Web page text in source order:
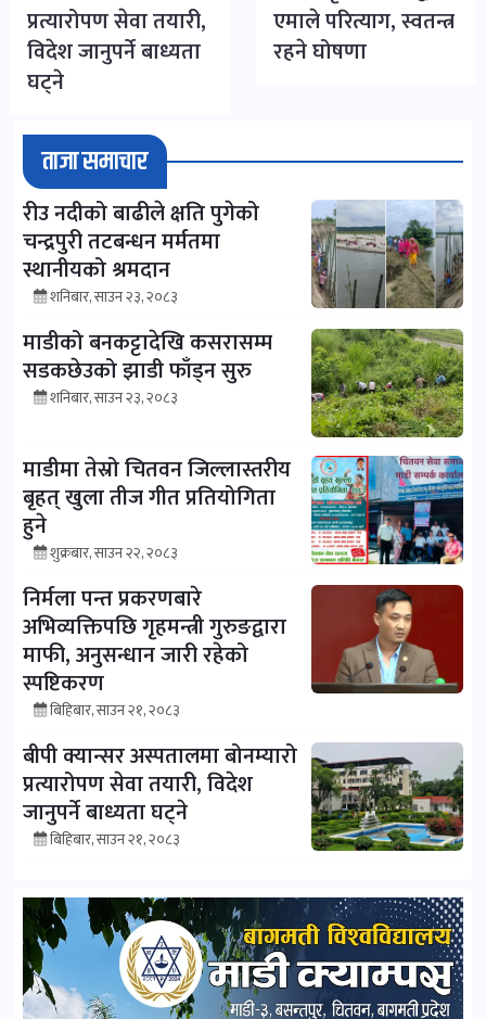
प्रत्यारोपण सेवा तयारी,
विदेश जानुपर्ने बाध्यता
घट्ने
एमाले परित्याग, स्वतन्त्र
रहने घोषणा
ताजा समाचार
रीउ नदीको बाढीले क्षति पुगेको
चन्द्रपुरी तटबन्धन मर्मतमा
स्थानीयको श्रमदान
शनिबार, साउन २३, २०८३
माडीको बनकट्टादेखि कसरासम्म
सडकछेउको झाडी फाँड्न सुरु
शनिबार, साउन २३, २०८३
माडीमा तेस्रो चितवन जिल्लास्तरीय
बृहत् खुला तीज गीत प्रतियोगिता
हुने
शुक्रबार, साउन २२, २०८३
निर्मला पन्त प्रकरणबारे
अभिव्यक्तिपछि गृहमन्त्री गुरुङद्वारा
माफी, अनुसन्धान जारी रहेको
स्पष्टिकरण
बिहिबार, साउन २१, २०८३
बीपी क्यान्सर अस्पतालमा बोनम्यारो
प्रत्यारोपण सेवा तयारी, विदेश
जानुपर्ने बाध्यता घट्ने
बिहिबार, साउन २१, २०८३